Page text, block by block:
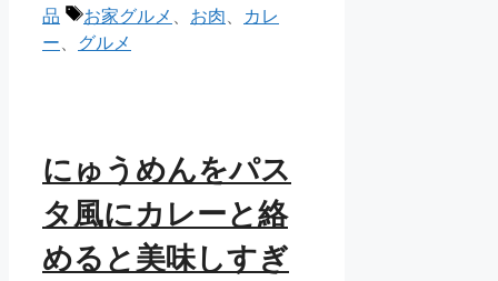
テ
品
タ
グ
お家グルメ 、 お肉、 カレ
ー、 グルメ
にゅうめんをパス
タ風にカレーと絡
めると美味しすぎ